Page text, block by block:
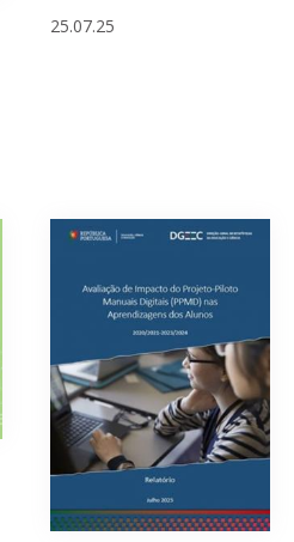
25.07.25